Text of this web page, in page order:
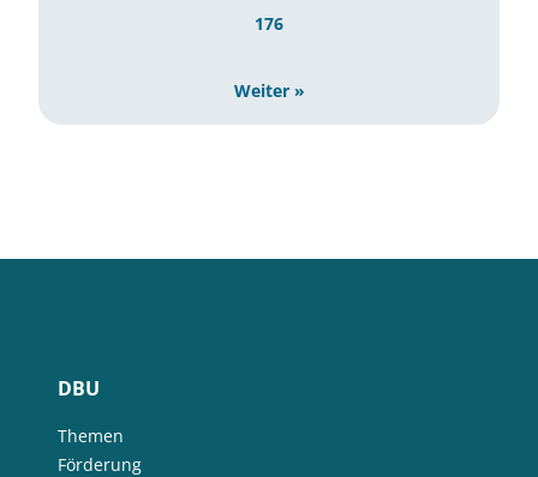
176
Weiter »
DBU
Themen
Förderung